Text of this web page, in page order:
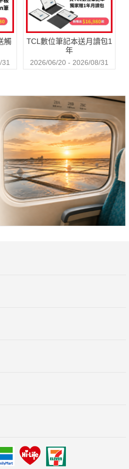
裝潢、住
吃虧
勝人心攻略【暢銷
紀念版】
觸
TCL數位筆記本送月讀包1
年
2026/06/20 - 2026/08/31